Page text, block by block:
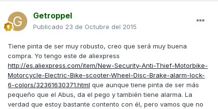
Getroppel
Publicado 23 de Octubre del 2015
Tiene pinta de ser muy robusto, creo que será muy buena
compra. Yo tengo este de aliexpress
http://es.aliexpress.com/item/New-Security-Anti-Thief-Motorbike-
Motorcycle-Electric-Bike-scooter-Wheel-Disc-Brake-alarm-lock-
6-colors/32361630371.html que aunque tiene pinta de ser más
pequeño que el Abus, da el pego y también tiene alarma. La
verdad que estoy bastante contento con él, pero vamos que no